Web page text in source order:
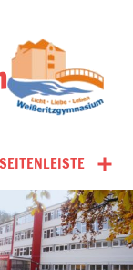
SEITENLEISTE